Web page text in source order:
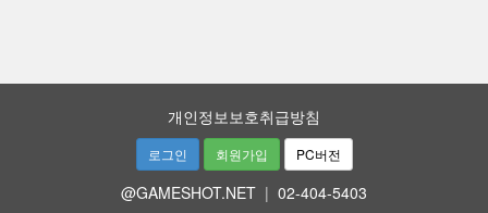
개인정보보호취급방침
로그인 회원가입 PC버전
@GAMESHOT.NET | 02-404-5403